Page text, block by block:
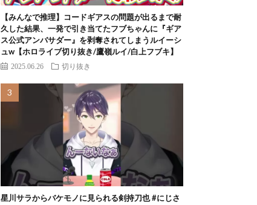
【みんなで推理】コードギアスの問題が出るまで耐
久した結果、一発で引き当てたフブちゃんに『ギア
ス公式アンバサダー』を剥奪されてしまうルイーシ
ュw【ホロライブ切り抜き/鷹嶺ルイ/白上フブキ】
2025.06.26 切り抜き
星川サラからバケモノに見られる剣持刀也 #にじさ